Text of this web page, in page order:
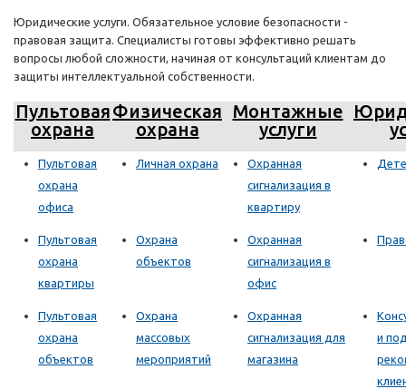
Юридические услуги. Обязательное условие безопасности -
правовая защита. Специалисты готовы эффективно решать
вопросы любой сложности, начиная от консультаций клиентам до
защиты интеллектуальной собственности.
Пультовая
охрана
Физическая
охрана
Монтажные
услуги
Пультовая
охрана
офиса
Личная охрана
Охранная
сигнализация в
квартиру
Пультовая
охрана
квартиры
Охрана
объектов
Охранная
сигнализация в
офис
Пультовая
охрана
объектов
Охрана
массовых
мероприятий
Охранная
сигнализация для
магазина
и